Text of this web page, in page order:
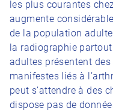
les plus courantes
augmente
de la population adulte
la radiographie
adultes présentent
manifestes liés à
peut s’attendre à des
dispose pas de